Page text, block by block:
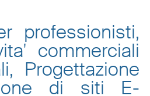
professionisti,
commerciali
Progettazione
di siti E-